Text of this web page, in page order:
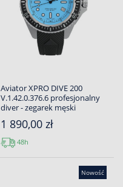
Aviator XPRO DIVE 200
V.1.42.0.376.6 profesjonalny
diver - zegarek męski
1 890,00 zł
48h
Nowość